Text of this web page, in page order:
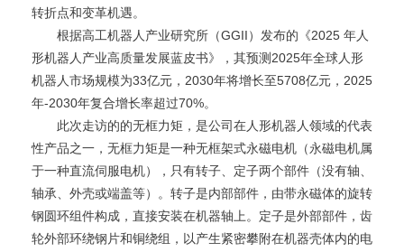
转折点和变革机遇。
根据高工机器人产业研究所（GGII）发布的《2025 年人
形机器人产业高质量发展蓝皮书》，其预测2025年全球人形
机器人市场规模为33亿元，2030年将增长至5708亿元，2025
年-2030年复合增长率超过70%。
此次走访的的无框力矩，是公司在人形机器人领域的代表
性产品之一，无框力矩是一种无框架式永磁电机（永磁电机属
于一种直流伺服电机），只有转子、定子两个部件（没有轴、
轴承、外壳或端盖等）。转子是内部部件，由带永磁体的旋转
钢圆环组件构成，直接安装在机器轴上。定子是外部部件，齿
轮外部环绕钢片和铜绕组，以产生紧密攀附在机器壳体内的电